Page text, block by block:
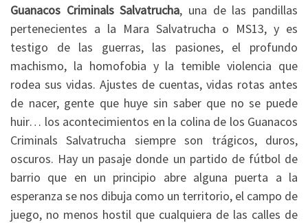
Guanacos Criminals Salvatrucha, una de las pandillas
pertenecientes a la Mara Salvatrucha o MS13, y es
testigo de las guerras, las pasiones, el profundo
machismo, la homofobia y la temible violencia que
rodea sus vidas. Ajustes de cuentas, vidas rotas antes
de nacer, gente que huye sin saber que no se puede
huir… los acontecimientos en la colina de los Guanacos
Criminals Salvatrucha siempre son trágicos, duros,
oscuros. Hay un pasaje donde un partido de fútbol de
barrio que en un principio abre alguna puerta a la
esperanza se nos dibuja como un territorio, el campo de
juego, no menos hostil que cualquiera de las calles de